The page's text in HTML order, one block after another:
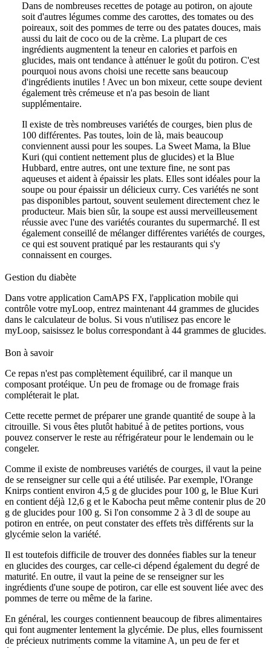
Dans de nombreuses recettes de potage au potiron, on ajoute
soit d'autres légumes comme des carottes, des tomates ou des
poireaux, soit des pommes de terre ou des patates douces, mais
aussi du lait de coco ou de la crème. La plupart de ces
ingrédients augmentent la teneur en calories et parfois en
glucides, mais ont tendance à atténuer le goût du potiron. C'est
pourquoi nous avons choisi une recette sans beaucoup
d'ingrédients inutiles ! Avec un bon mixeur, cette soupe devient
également très crémeuse et n'a pas besoin de liant
supplémentaire.
Il existe de très nombreuses variétés de courges, bien plus de
100 différentes. Pas toutes, loin de là, mais beaucoup
conviennent aussi pour les soupes. La Sweet Mama, la Blue
Kuri (qui contient nettement plus de glucides) et la Blue
Hubbard, entre autres, ont une texture fine, ne sont pas
aqueuses et aident à épaissir les plats. Elles sont idéales pour la
soupe ou pour épaissir un délicieux curry. Ces variétés ne sont
pas disponibles partout, souvent seulement directement chez le
producteur. Mais bien sûr, la soupe est aussi merveilleusement
réussie avec l'une des variétés courantes du supermarché. Il est
également conseillé de mélanger différentes variétés de courges,
ce qui est souvent pratiqué par les restaurants qui s'y
connaissent en courges.
Gestion du diabète
Dans votre application CamAPS FX, l'application mobile qui
contrôle votre myLoop, entrez maintenant 44 grammes de glucides
dans le calculateur de bolus. Si vous n'utilisez pas encore le
myLoop, saisissez le bolus correspondant à 44 grammes de glucides.
Bon à savoir
Ce repas n'est pas complètement équilibré, car il manque un
composant protéique. Un peu de fromage ou de fromage frais
compléterait le plat.
Cette recette permet de préparer une grande quantité de soupe à la
citrouille. Si vous êtes plutôt habitué à de petites portions, vous
pouvez conserver le reste au réfrigérateur pour le lendemain ou le
congeler.
Comme il existe de nombreuses variétés de courges, il vaut la peine
de se renseigner sur celle qui a été utilisée. Par exemple, l'Orange
Knirps contient environ 4,5 g de glucides pour 100 g, le Blue Kuri
en contient déjà 12,6 g et le Kabocha peut même contenir plus de 20
g de glucides pour 100 g. Si l'on consomme 2 à 3 dl de soupe au
potiron en entrée, on peut constater des effets très différents sur la
glycémie selon la variété.
Il est toutefois difficile de trouver des données fiables sur la teneur
en glucides des courges, car celle-ci dépend également du degré de
maturité. En outre, il vaut la peine de se renseigner sur les
ingrédients d'une soupe de potiron, car elle est souvent liée avec des
pommes de terre ou même de la farine.
En général, les courges contiennent beaucoup de fibres alimentaires
qui font augmenter lentement la glycémie. De plus, elles fournissent
de précieux nutriments comme la vitamine A, un peu de fer et